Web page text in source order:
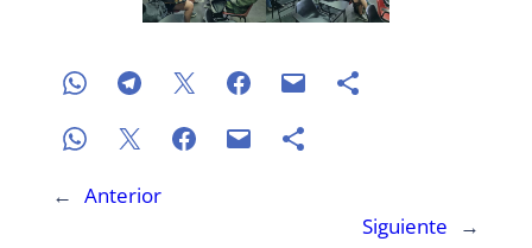
← Anterior
Siguiente
→